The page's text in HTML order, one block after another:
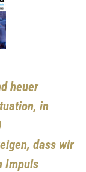
heuer
in
dass wir
Impuls